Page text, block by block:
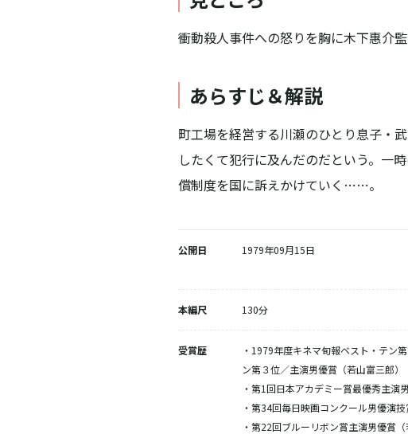
衝動殺人事件への怒りを胸に木下惠介
あらすじ＆解説
町工場を経営する川瀬のひとり息子・
したくて犯行に及んだのだという。一
償制度を国に訴えかけていく……。
公開日 1979年09月15日
本編尺 130分
受賞歴
・1979年度キネマ旬報ベスト・テン
ン第３位／主演男優賞（若山富三郎）
・第1回日本アカデミー賞最優秀主演
・第34回毎日映画コンクール男優演技
・第22回ブルーリボン賞主演男優賞（